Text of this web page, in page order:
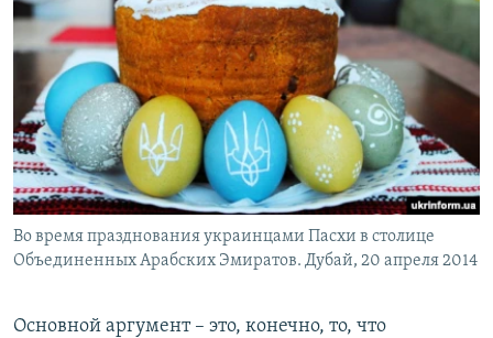
Во время празднования украинцами Пасхи в столице
Объединенных Арабских Эмиратов. Дубай, 20 апреля 2014
Основной аргумент – это, конечно, то, что